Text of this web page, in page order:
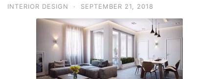
INTERIOR DESIGN · SEPTEMBER 21, 2018